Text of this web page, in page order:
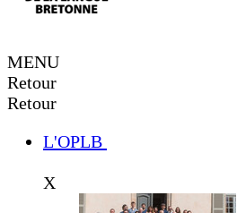
MENU
Retour
Retour
L'OPLB
X